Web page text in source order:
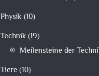
Physik(10)
Technik(19)
Meilensteine der
Tiere (10)